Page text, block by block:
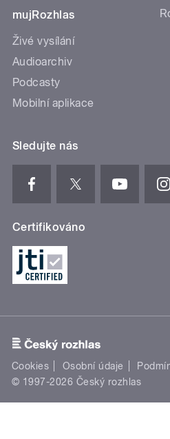
mujRozhlas
Živé vysílání
Audioarchiv
Podcasty
Mobilní aplikace
Sledujte nás
Certifikováno
Cookies Osobní údaje
© 1997-2026 Český rozhlas